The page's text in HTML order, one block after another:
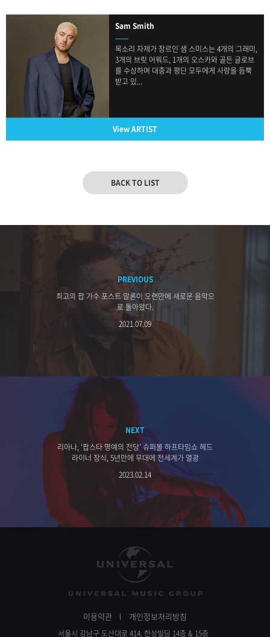
Sam Smith
목소리 자제가 장르인 샘 스미스는 4개의 그래미,
3개의 브릿 어워드, 1개의 오스카와 골든 글로브
를 수상하며 대중과 평단 모두에게 사랑을 듬뿍
받고 있...
View ARTIST
BACK TO LIST
PREVIOUS
최고의 팝 가수 포스트 말론이 오랜만에 새로운 음악으
로 돌아왔다.
2021.07.09
NEXT
리아나, ‘팝스타 명예의 전당’ 슈퍼볼 하프타임쇼 헤드
라이너 장식, 5년만에 무대에 전세계가 열광
2023.02.14
이용약관 개인정보처리방침
서울시 강남구 도산대로 414, 한성빌딩 14층 & 15층